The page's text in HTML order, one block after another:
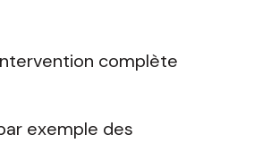
complète
exemple des